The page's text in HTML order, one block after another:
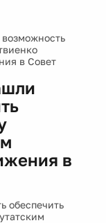
в Совет
в
обеспечить